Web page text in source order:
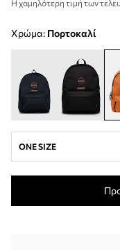
Η χαμηλότερη τιμή των
Χρώμα: πορτοκαλί
ONE SIZE